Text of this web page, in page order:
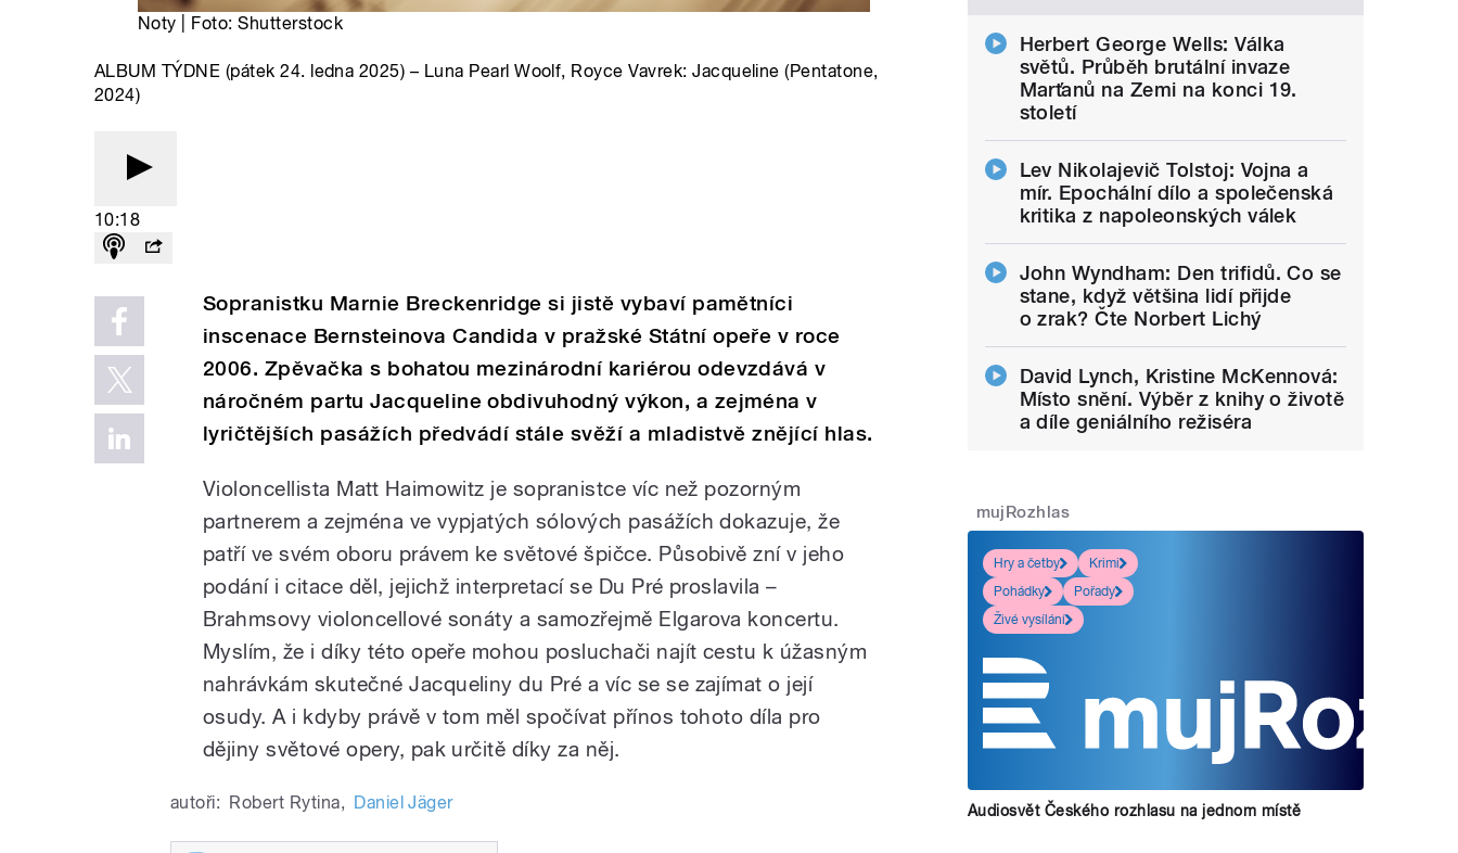
Noty | Foto: Shutterstock
ALBUM TÝDNE (pátek 24. ledna 2025) – Luna Pearl Woolf, Royce Vavrek: Jacqueline (Pentatone,
2024)
10:18
Sopranistku Marnie Breckenridge si jistě vybaví pamětníci
inscenace Bernsteinova Candida v pražské Státní opeře v roce
2006. Zpěvačka s bohatou mezinárodní kariérou odevzdává v
náročném partu Jacqueline obdivuhodný výkon, a zejména v
lyričtějších pasážích předvádí stále svěží a mladistvě znějící hlas.
Violoncellista Matt Haimowitz je sopranistce víc než pozorným
partnerem a zejména ve vypjatých sólových pasážích dokazuje, že
patří ve svém oboru právem ke světové špičce. Působivě zní v jeho
podání i citace děl, jejichž interpretací se Du Pré proslavila –
Brahmsovy violoncellové sonáty a samozřejmě Elgarova koncertu.
Myslím, že i díky této opeře mohou posluchači najít cestu k úžasným
nahrávkám skutečné Jacqueliny du Pré a víc se se zajímat o její
osudy. A i kdyby právě v tom měl spočívat přínos tohoto díla pro
dějiny světové opery, pak určitě díky za něj.
autoři: Robert Rytina, Daniel Jäger
Herbert George Wells: Válka
světů. Průběh brutální invaze
Marťanů na Zemi na konci 19.
století
Lev Nikolajevič Tolstoj: Vojna a
mír. Epochální dílo a společenská
kritika z napoleonských válek
John Wyndham: Den trifidů. Co se
stane, když většina lidí přijde
o zrak? Čte Norbert Lichý
David Lynch, Kristine McKennová:
Místo snění. Výběr z knihy o životě
a díle geniálního režiséra
mujRozhlas
Hry a četby
Krimi
Pohádky
Pořady
Živé vysílání
Audiosvět Českého rozhlasu na jednom místě